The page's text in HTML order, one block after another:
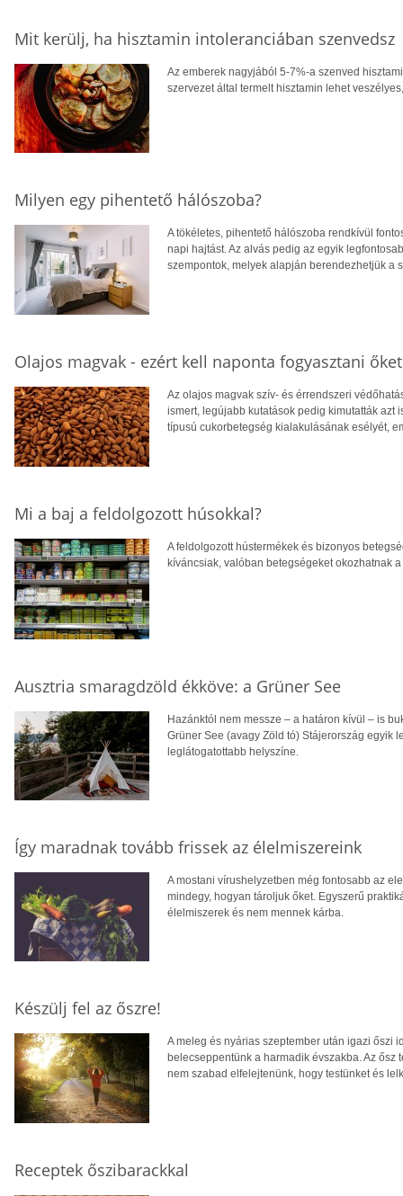
Mit kerülj, ha hisztamin intoleranciában szenvedsz
Az emberek nagyjából 5-7%-a szenved
szervezet által termelt hisztamin lehet
Milyen egy pihentető hálószoba?
A tökéletes, pihentető hálószoba rendkívül
napi hajtást. Az alvás pedig az egyik
szempontok, melyek alapján berendezhetjük a
Olajos magvak - ezért kell naponta fogyasztani
Az olajos magvak szív- és érrendszeri
ismert, legújabb kutatások pedig kimutatták azt
típusú cukorbetegség kialakulásának esélyét,
Mi a baj a feldolgozott húsokkal?
A feldolgozott hústermékek és bizonyos
kíváncsiak, valóban betegségeket okozhatnak
Ausztria smaragdzöld ékköve: a Grüner See
Hazánktól nem messze – a határon kívül – is
Grüner See (avagy Zöld tó) Stájerország egyik
leglátogatottabb helyszíne.
Így maradnak tovább frissek az élelmiszereink
A mostani vírushelyzetben még fontosabb az
mindegy, hogyan tároljuk őket. Egyszerű
élelmiszerek és nem mennek kárba.
Készülj fel az őszre!
A meleg és nyárias szeptember után igazi őszi
belecseppentünk a harmadik évszakba. Az
nem szabad elfelejtenünk, hogy testünket és
Receptek őszibarackkal